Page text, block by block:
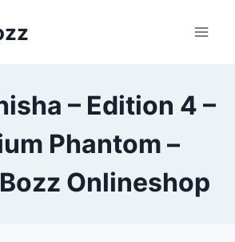
– Edition 4 –
Phantom –
Onlineshop